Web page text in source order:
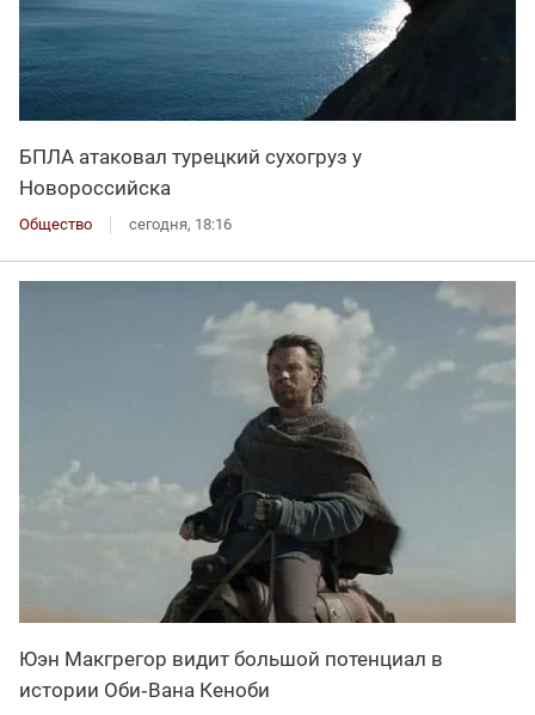
БПЛА атаковал турецкий сухогруз у
Новороссийска
Общество сегодня, 18:16
Юэн Макгрегор видит большой потенциал в
истории Оби‑Вана Кеноби